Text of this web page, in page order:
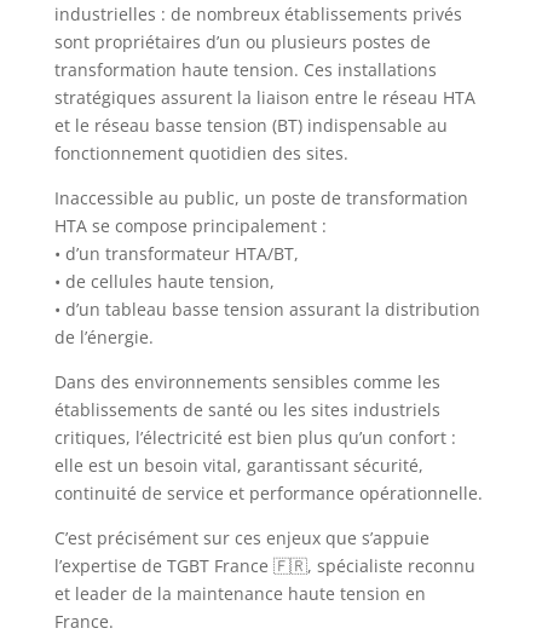
industrielles : de nombreux établissements privés
sont propriétaires d’un ou plusieurs postes de
transformation haute tension. Ces installations
stratégiques assurent la liaison entre le réseau HTA
et le réseau basse tension (BT) indispensable au
fonctionnement quotidien des sites.
Inaccessible au public, un poste de transformation
HTA se compose principalement :
• d’un transformateur HTA/BT,
• de cellules haute tension,
• d’un tableau basse tension assurant la distribution
de l’énergie.
Dans des environnements sensibles comme les
établissements de santé ou les sites industriels
critiques, l’électricité est bien plus qu’un confort :
elle est un besoin vital, garantissant sécurité,
continuité de service et performance opérationnelle.
C’est précisément sur ces enjeux que s’appuie
l’expertise de TGBT France 🇫🇷, spécialiste reconnu
et leader de la maintenance haute tension en
France.